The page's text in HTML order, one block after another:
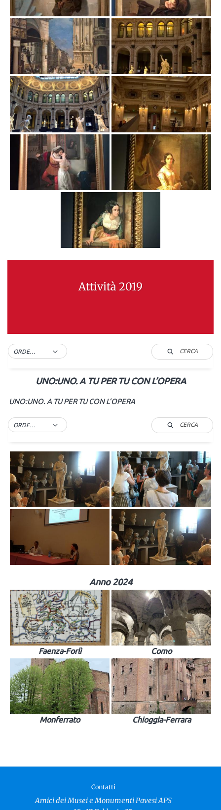
Attività 2019
ORDER BY DEFAULT CERCA
UNO:UNO. A TU PER TU CON L’OPERA
UNO:UNO. A TU PER TU CON L’OPERA
ORDER BY DEFAULT CERCA
Anno 2024
Faenza-Forlì Como
Monferrato Chioggia-Ferrara
Contatti
Amici dei Musei e Monumenti Pavesi APS